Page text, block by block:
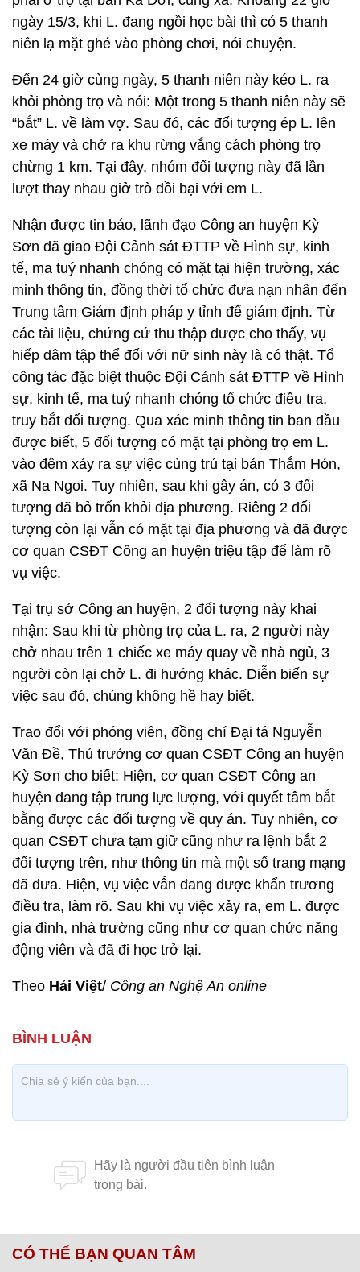
ngày 15/3, khi L. đang ngồi học bài thì có 5 thanh
niên lạ mặt ghé vào phòng chơi, nói chuyện.
Đến 24 giờ cùng ngày, 5 thanh niên này kéo L. ra
khỏi phòng trọ và nói: Một trong 5 thanh niên này sẽ
“bắt” L. về làm vợ. Sau đó, các đối tượng ép L. lên
xe máy và chở ra khu rừng vắng cách phòng trọ
chừng 1 km. Tại đây, nhóm đối tượng này đã lần
lượt thay nhau giở trò đồi bại với em L.
Nhận được tin báo, lãnh đạo Công an huyện Kỳ
Sơn đã giao Đội Cảnh sát ĐTTP về Hình sự, kinh
tế, ma tuý nhanh chóng có mặt tại hiện trường, xác
minh thông tin, đồng thời tổ chức đưa nạn nhân đến
Trung tâm Giám định pháp y tỉnh để giám định. Từ
các tài liệu, chứng cứ thu thập được cho thấy, vụ
hiếp dâm tập thể đối với nữ sinh này là có thật. Tổ
công tác đặc biệt thuộc Đội Cảnh sát ĐTTP về Hình
sự, kinh tế, ma tuý nhanh chóng tổ chức điều tra,
truy bắt đối tượng. Qua xác minh thông tin ban đầu
được biết, 5 đối tượng có mặt tại phòng trọ em L.
vào đêm xảy ra sự việc cùng trú tại bản Thắm Hón,
xã Na Ngoi. Tuy nhiên, sau khi gây án, có 3 đối
tượng đã bỏ trốn khỏi địa phương. Riêng 2 đối
tượng còn lại vẫn có mặt tại địa phương và đã được
cơ quan CSĐT Công an huyện triệu tập để làm rõ
vụ việc.
Tại trụ sở Công an huyện, 2 đối tượng này khai
nhận: Sau khi từ phòng trọ của L. ra, 2 người này
chở nhau trên 1 chiếc xe máy quay về nhà ngủ, 3
người còn lại chở L. đi hướng khác. Diễn biến sự
việc sau đó, chúng không hề hay biết.
Trao đổi với phóng viên, đồng chí Đại tá Nguyễn
Văn Đề, Thủ trưởng cơ quan CSĐT Công an huyện
Kỳ Sơn cho biết: Hiện, cơ quan CSĐT Công an
huyện đang tập trung lực lượng, với quyết tâm bắt
bằng được các đối tượng về quy án. Tuy nhiên, cơ
quan CSĐT chưa tạm giữ cũng như ra lệnh bắt 2
đối tượng trên, như thông tin mà một số trang mạng
đã đưa. Hiện, vụ việc vẫn đang được khẩn trương
điều tra, làm rõ. Sau khi vụ việc xảy ra, em L. được
gia đình, nhà trường cũng như cơ quan chức năng
động viên và đã đi học trở lại.
Theo Hải Việt/ Công an Nghệ An online
CÓ THỂ BẠN QUAN TÂM